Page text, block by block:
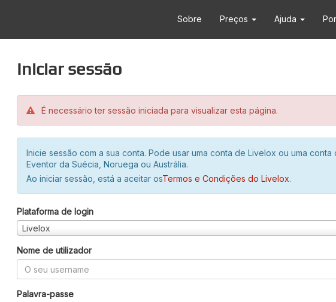
Sobre Preços Ajuda
Iniciar sessão
É necessário ter sessão iniciada para visualizar esta página.
Inicie sessão com a sua conta. Pode usar uma conta de Livelox ou uma conta
Eventor da Suécia, Noruega ou Austrália.
Ao iniciar sessão, está a aceitar osTermos e Condições do Livelox.
Plataforma de login
Livelox
Nome de utilizador
Palavra-passe